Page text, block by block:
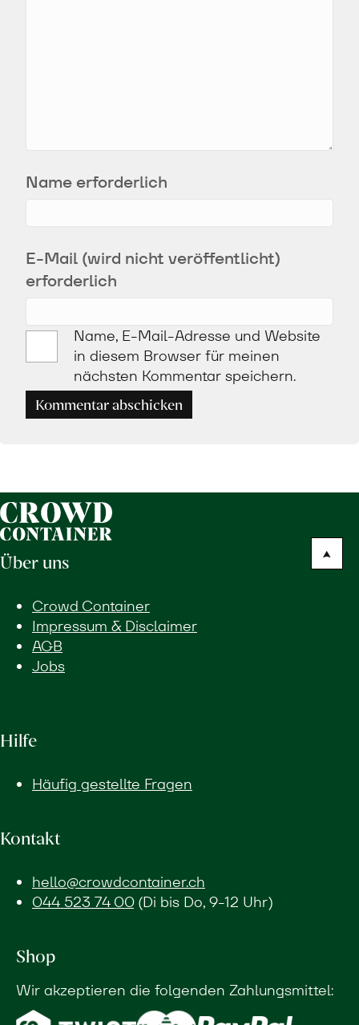
Name erforderlich
E-Mail (wird nicht veröffentlicht)
erforderlich
Name, E-Mail-Adresse und Website
in diesem Browser für meinen
nächsten Kommentar speichern.
Kommentar abschicken
Über uns
Crowd Container
Impressum & Disclaimer
AGB
Jobs
Hilfe
Häufig gestellte Fragen
Kontakt
hello@crowdcontainer.ch
044 523 74 00(Di bis Do, 9-12 Uhr)
Shop
Wir akzeptieren die folgenden Zahlungsmittel: